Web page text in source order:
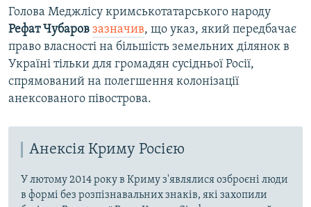
Голова Меджлісу кримськотатарського народу
Рефат Чубаров зазначив, що указ, який передбачає
право власності на більшість земельних ділянок в
Україні тільки для громадян сусідньої Росії,
спрямований на полегшення колонізації
анексованого півострова.
Анексія Криму Росією
У лютому 2014 року в Криму з'являлися озброєні люди
в формі без розпізнавальних знаків, які захопили